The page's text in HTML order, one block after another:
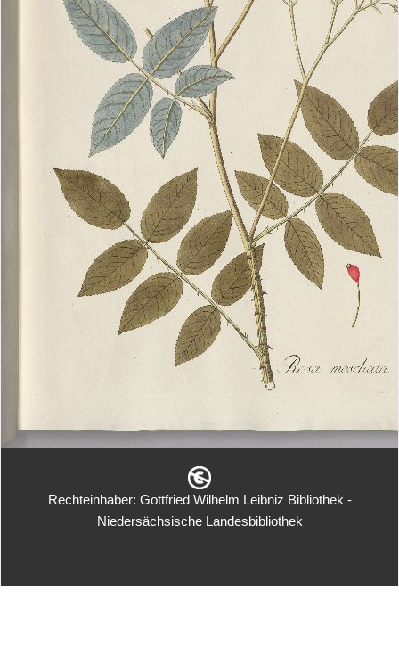
Rechteinhaber: Gottfried Wilhelm Leibniz Bibliothek -
Niedersächsische Landesbibliothek